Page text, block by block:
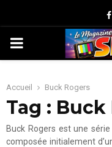
PRIMARY
Accueil Buck Rogers
Tag : Buck
Buck Rogers est une
composée initialement